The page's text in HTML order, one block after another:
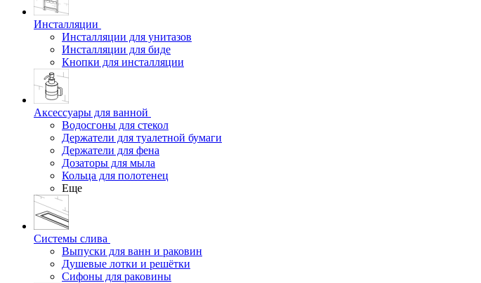
Инсталляции
Инсталляции для унитазов
Инсталляции для биде
Кнопки для инсталляции
Аксессуары для ванной
Водосгоны для стекол
Держатели для туалетной бумаги
Держатели для фена
Дозаторы для мыла
Кольца для полотенец
Еще
Системы слива
Выпуски для ванн и раковин
Душевые лотки и решётки
Сифоны для раковины